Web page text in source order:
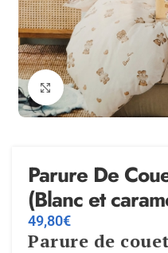
Agrandir
Parure De
(Blanc et
49,80€
Parure de